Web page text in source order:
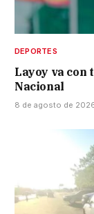
DEPORTES
Layoy va con
Nacional
8 de agosto de